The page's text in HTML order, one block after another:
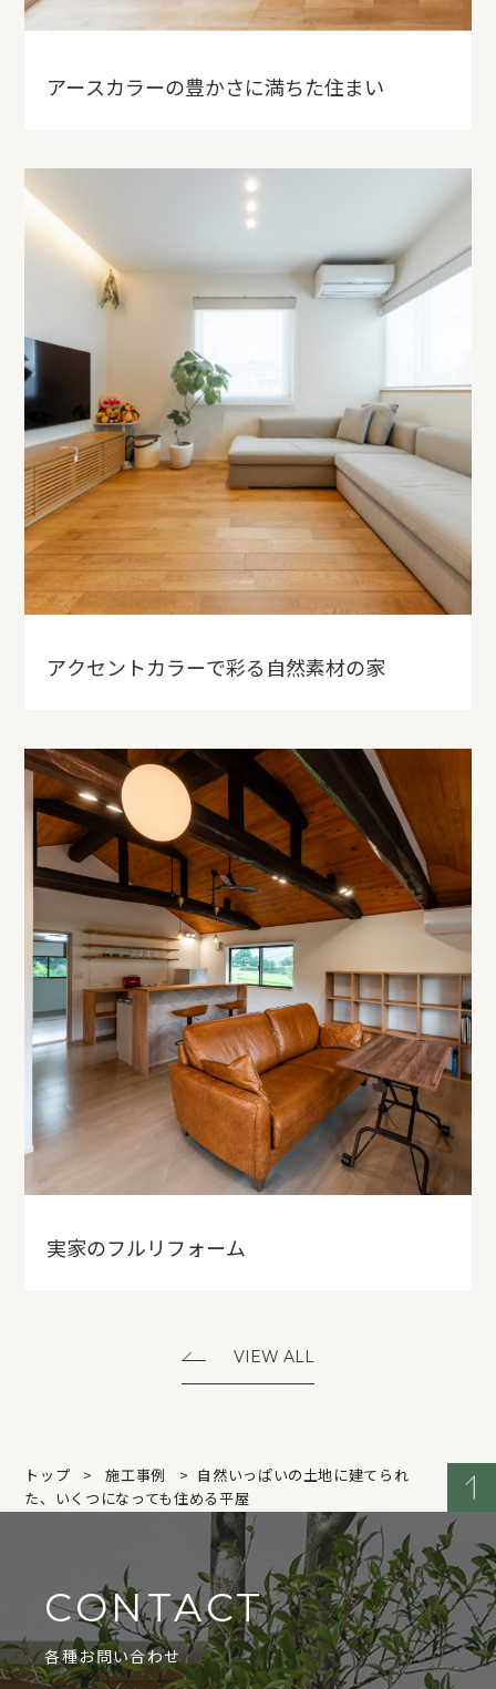
アースカラーの豊かさに満ちた住まい
アクセントカラーで彩る自然素材の家
実家のフルリフォーム
VIEW ALL
トップ 施工事例
自然いっぱいの土地に建てられ
た、いくつになっても住める平屋
CONTACT
各種お問い合わせ